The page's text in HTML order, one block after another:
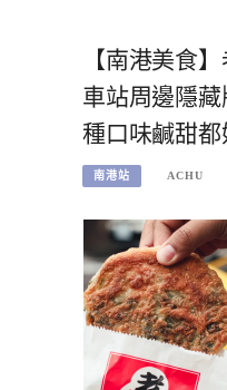
【南港美食
車站周邊隱
種口味鹹甜都
南港站 ACHU